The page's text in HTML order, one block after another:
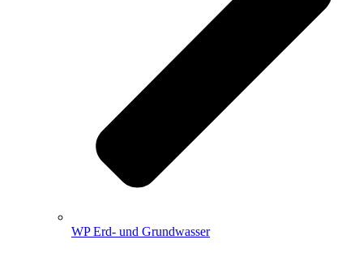
WP Erd- und Grundwasser